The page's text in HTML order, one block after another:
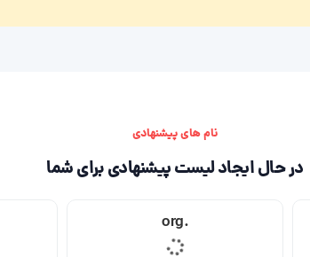
نام های پیشنهادی
در حال ایجاد لیست پیشنهادی برای شما
.org